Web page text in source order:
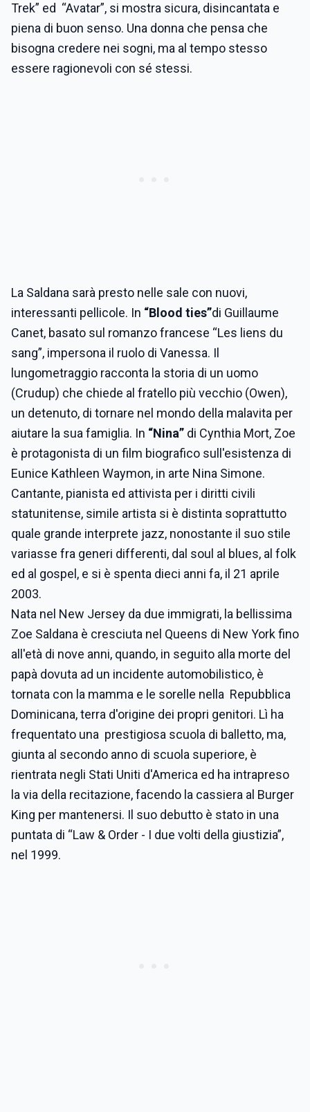
Trek” ed “Avatar”, si mostra sicura, disincantata e
piena di buon senso. Una donna che pensa che
bisogna credere nei sogni, ma al tempo stesso
essere ragionevoli con sé stessi.
La Saldana sarà presto nelle sale con nuovi,
interessanti pellicole. In “Blood ties”di Guillaume
Canet, basato sul romanzo francese “Les liens du
sang”, impersona il ruolo di Vanessa. Il
lungometraggio racconta la storia di un uomo
(Crudup) che chiede al fratello più vecchio (Owen),
un detenuto, di tornare nel mondo della malavita per
aiutare la sua famiglia. In “Nina” di Cynthia Mort, Zoe
è protagonista di un film biografico sull'esistenza di
Eunice Kathleen Waymon, in arte Nina Simone.
Cantante, pianista ed attivista per i diritti civili
statunitense, simile artista si è distinta soprattutto
quale grande interprete jazz, nonostante il suo stile
variasse fra generi differenti, dal soul al blues, al folk
ed al gospel, e si è spenta dieci anni fa, il 21 aprile
2003.
Nata nel New Jersey da due immigrati, la bellissima
Zoe Saldana è cresciuta nel Queens di New York fino
all'età di nove anni, quando, in seguito alla morte del
papà dovuta ad un incidente automobilistico, è
tornata con la mamma e le sorelle nella Repubblica
Dominicana, terra d'origine dei propri genitori. Lì ha
frequentato una prestigiosa scuola di balletto, ma,
giunta al secondo anno di scuola superiore, è
rientrata negli Stati Uniti d'America ed ha intrapreso
la via della recitazione, facendo la cassiera al Burger
King per mantenersi. Il suo debutto è stato in una
puntata di “Law & Order - I due volti della giustizia”,
nel 1999.